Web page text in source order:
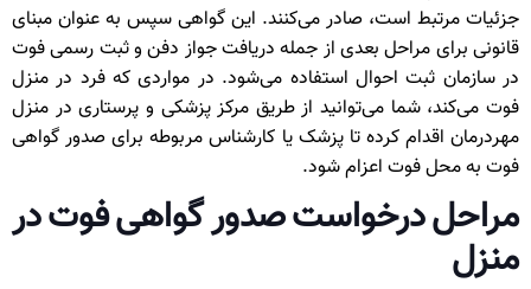
جزئیات مرتبط است، صادر می‌کنند. این گواهی سپس به عنوان مبنای
قانونی برای مراحل بعدی از جمله دریافت جواز دفن و ثبت رسمی فوت
در سازمان ثبت احوال استفاده می‌شود. در مواردی که فرد در منزل
فوت می‌کند، شما می‌توانید از طریق مرکز پزشکی و پرستاری در منزل
مهردرمان اقدام کرده تا پزشک یا کارشناس مربوطه برای صدور گواهی
فوت به محل فوت اعزام شود.
مراحل درخواست صدور گواهی فوت در
منزل